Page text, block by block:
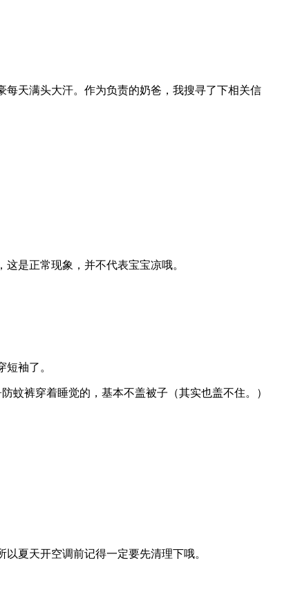
天满头大汗。作为负责的奶爸，我搜寻了下相关信
是正常现象，并不代表宝宝凉哦。
袖了。
蚊裤穿着睡觉的，基本不盖被子（其实也盖不住。）
夏天开空调前记得一定要先清理下哦。